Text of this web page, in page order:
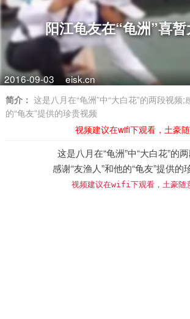
阳江龟友在“龟洲”喜
2016-09-03 eisk.cn
简介： 这是八月在“龟洲”中“大白花”的两段视频;
的“龟友”提供的珍贵视频
视频建议在wifi下观看，土豪
这是八月在“龟洲”中“大白花”的
感谢“友渔人”和他的“龟友”提供的
视频建议在wifi下观看，土豪随